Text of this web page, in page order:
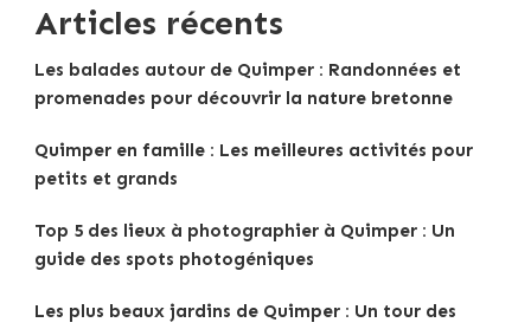
Articles récents
Les balades autour de Quimper : Randonnées et
promenades pour découvrir la nature bretonne
Quimper en famille : Les meilleures activités pour
petits et grands
Top 5 des lieux à photographier à Quimper : Un
guide des spots photogéniques
Les plus beaux jardins de Quimper : Un tour des